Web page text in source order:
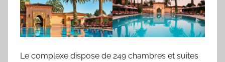
Le complexe dispose de 249 chambres et suites